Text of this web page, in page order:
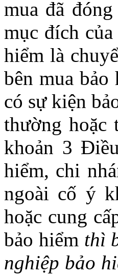
mua đã
mục đích
hiểm là
bên mua
có sự kiện
thường hoặc
khoản 3
hiểm, chi
ngoài cố ý
hoặc cung
bảo hiểm thì
nghiệp bảo